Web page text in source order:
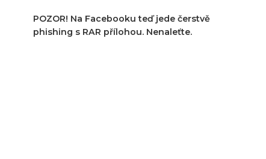
POZOR! Na Facebooku teď jede čerstvě
phishing s RAR přílohou. Nenaleťte.